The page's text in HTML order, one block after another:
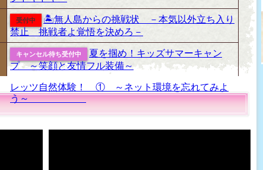
受付中
🏝無人島からの挑戦状 －本気以外立ち入り
禁止 挑戦者よ覚悟を決めろ－
キャンセル待ち受付中
夏を掴め！キッズサマーキャン
プ ～笑顔と友情フル装備～
レッツ自然体験！ ① ～ネット環境を忘れてみよ
う～